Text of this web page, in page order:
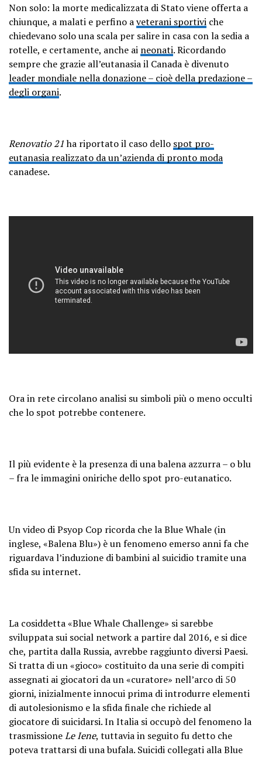
Non solo: la morte medicalizzata di Stato viene offerta a
chiunque, a malati e perfino aveterani sportivi che
chiedevano solo una scala per salire in casa con la sedia a
rotelle, e certamente, anche ai neonati. Ricordando
sempre che grazie all’eutanasia il Canada è divenuto
leader mondiale nella donazione – cioè della predazione –
degli organi.
Renovatio 21ha riportato il caso dello spot pro-
eutanasia realizzato da un’azienda di pronto moda
canadese.
Ora in rete circolano analisi su simboli più o meno occulti
che lo spot potrebbe contenere.
Il più evidente è la presenza di una balena azzurra – o blu
– fra le immagini oniriche dello spot pro-eutanatico.
Un video di Psyop Cop ricorda che la Blue Whale (in
inglese, «Balena Blu») è un fenomeno emerso anni fa che
riguardava l’induzione di bambini al suicidio tramite una
sfida su internet.
La cosiddetta «Blue Whale Challenge» si sarebbe
sviluppata sui social network a partire dal 2016, e si dice
che, partita dalla Russia, avrebbe raggiunto diversi Paesi.
Si tratta di un «gioco» costituito da una serie di compiti
assegnati ai giocatori da un «curatore» nell’arco di 50
giorni, inizialmente innocui prima di introdurre elementi
di autolesionismo e la sfida finale che richiede al
giocatore di suicidarsi. In Italia si occupò del fenomeno la
trasmissioneLe Iene, tuttavia in seguito fu detto che
poteva trattarsi di una bufala. Suicidi collegati alla Blue